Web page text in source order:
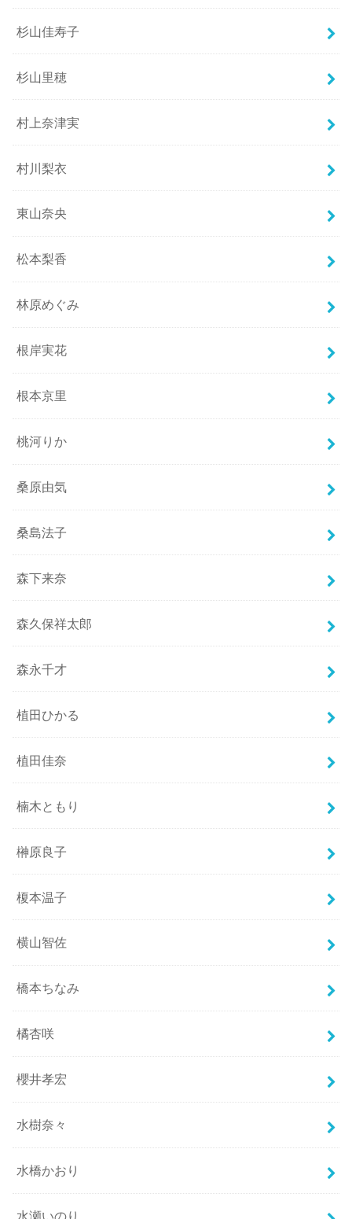
杉山佳寿子
杉山里穂
村上奈津実
村川梨衣
東山奈央
松本梨香
林原めぐみ
根岸実花
根本京里
桃河りか
桑原由気
桑島法子
森下来奈
森久保祥太郎
森永千才
植田ひかる
植田佳奈
楠木ともり
榊原良子
榎本温子
横山智佐
橋本ちなみ
橘杏咲
櫻井孝宏
水樹奈々
水橋かおり
水瀬いのり